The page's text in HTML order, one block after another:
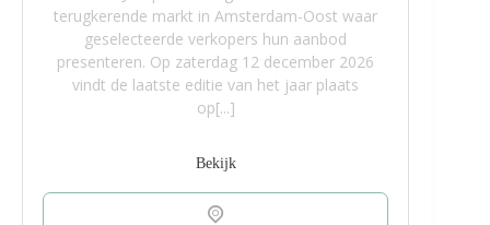
terugkerende markt in Amsterdam-Oost waar
geselecteerde verkopers hun aanbod
presenteren. Op zaterdag 12 december 2026
vindt de laatste editie van het jaar plaats
op[...]
Bekijk